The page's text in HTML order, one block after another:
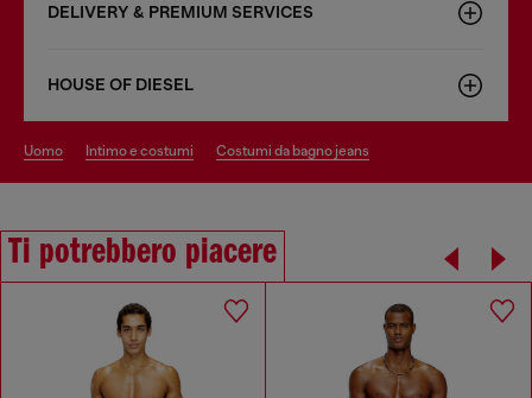
DELIVERY & PREMIUM SERVICES
HOUSE OF DIESEL
uomo intimo e costumi costumi da bagno jeans
Ti potrebbero piacere